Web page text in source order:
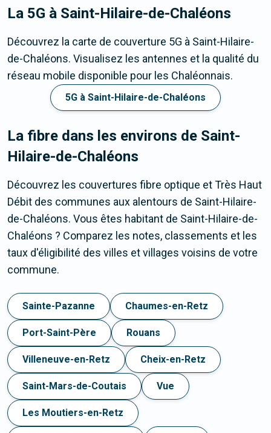
La 5G à Saint-Hilaire-de-Chaléons
Découvrez la carte de couverture 5G à Saint-Hilaire-
de-Chaléons. Visualisez les antennes et la qualité du
réseau mobile disponible pour les Chaléonnais.
5G à Saint-Hilaire-de-Chaléons
La fibre dans les environs de Saint-
Hilaire-de-Chaléons
Découvrez les couvertures fibre optique et Très Haut
Débit des communes aux alentours de Saint-Hilaire-
de-Chaléons. Vous êtes habitant de Saint-Hilaire-de-
Chaléons ? Comparez les notes, classements et les
taux d'éligibilité des villes et villages voisins de votre
commune.
Sainte-Pazanne Chaumes-en-Retz
Port-Saint-Père Rouans
Villeneuve-en-Retz Cheix-en-Retz
Saint-Mars-de-Coutais Vue
Les Moutiers-en-Retz